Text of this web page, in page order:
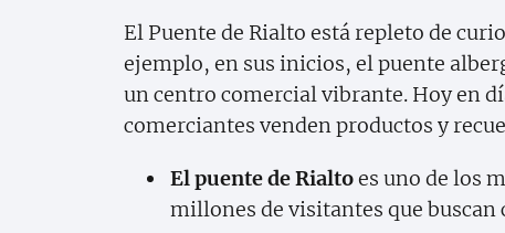
El Puente de Rialto está repleto de
ejemplo, en sus inicios, el puente
un centro comercial vibrante. Hoy en
comerciantes venden productos y
El puente de Rialtoes uno de los
millones de visitantes que buscan